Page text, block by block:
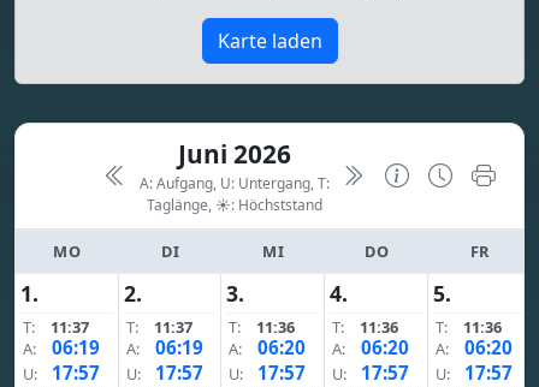
Karte laden
Juni 2026
A: Aufgang, U: Untergang, T:
Taglänge, ☀: Höchststand
MO DI MI DO FR
1.
T:
11:37
A:
06:19
U: 17:57
2.
T:
11:37
A:
06:19
U: 17:57
3.
T:
11:36
A:
06:20
U: 17:57
4.
T:
11:36
A:
06:20
U: 17:57
5.
T:
11:36
A:
06:20
U: 17:57